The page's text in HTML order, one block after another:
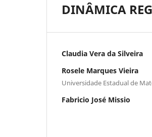
DINÂMICA
Claudia Vera da Silveira
Rosele Marques Vieira
Universidade Estadual de
Fabricio José Missio